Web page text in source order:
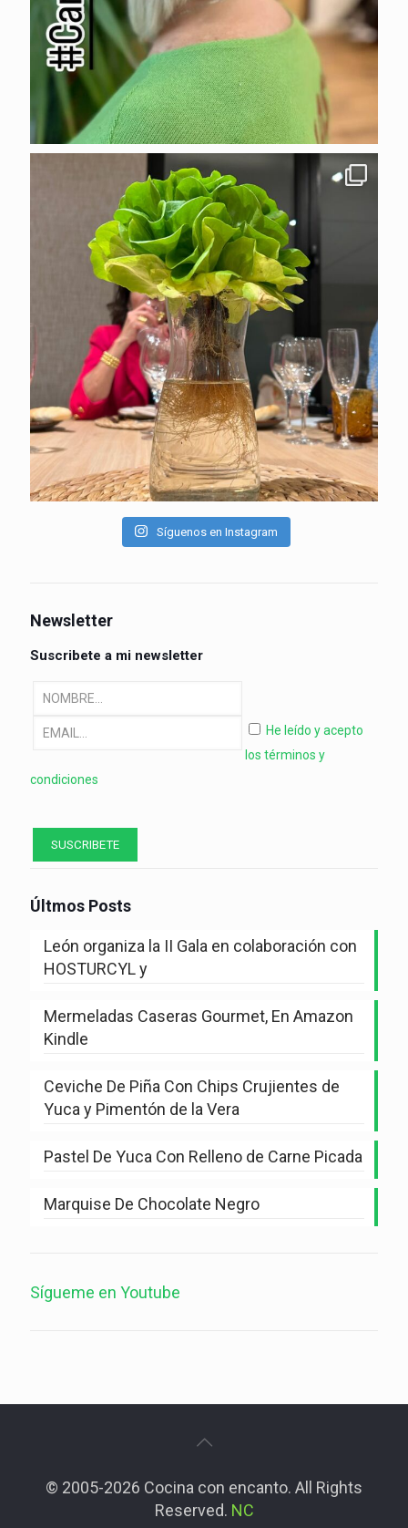
Síguenos en Instagram
Newsletter
Suscribete a mi newsletter
He leído y acepto
los términos y
condiciones
Últmos Posts
León organiza la II Gala en colaboración con
HOSTURCYL y
Mermeladas Caseras Gourmet, En Amazon
Kindle
Ceviche De Piña Con Chips Crujientes de
Yuca y Pimentón de la Vera
Pastel De Yuca Con Relleno de Carne Picada
Marquise De Chocolate Negro
Sígueme en Youtube
© 2005-2026 Cocina con encanto. All Rights
Reserved. NC